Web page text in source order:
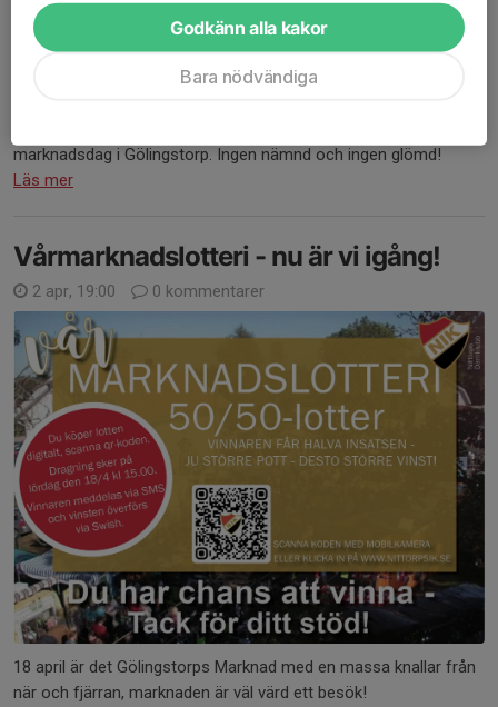
marknadsdag i Gölingstorp. Ingen nämnd och ingen glömd!
Läs mer
Vårmarknadslotteri - nu är vi igång!
2 apr, 19:00 0 kommentarer
18 april är det Gölingstorps Marknad med en massa knallar från
när och fjärran, marknaden är väl värd ett besök!
Godkänn alla kakor
Bara nödvändiga